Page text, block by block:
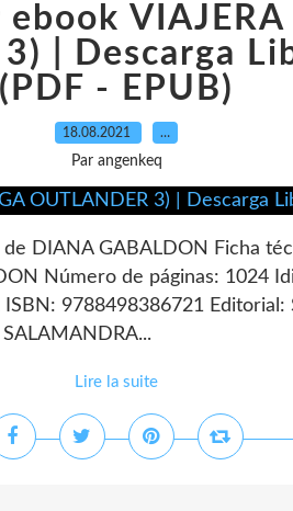
ebook VIAJERA
| Descarga
(PDF - EPUB)
18.08.2021 …
Par angenkeq
DIANA GABALDON Ficha
Número de páginas: 1024
9788498386721 Editorial:
Lire la suite